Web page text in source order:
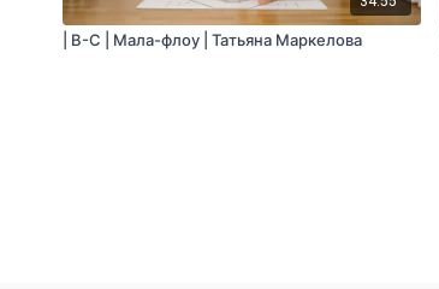
| B-C | Мала-флоу | Татьяна Маркелова